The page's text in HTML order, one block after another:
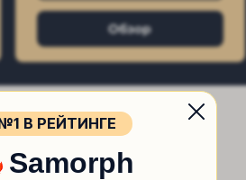
Обзор
В РЕЙТИНГЕ
Samorph